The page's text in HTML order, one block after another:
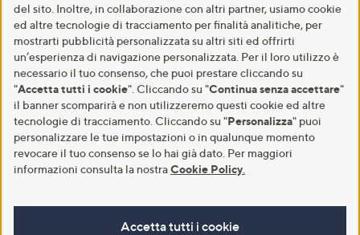
del sito. Inoltre, in collaborazione con altri partner, usiamo cookie
ed altre tecnologie di tracciamento per finalità analitiche, per
mostrarti pubblicità personalizzata su altri siti ed offrirti
un’esperienza di navigazione personalizzata. Per il loro utilizzo è
necessario il tuo consenso, che puoi prestare cliccando su
"Accetta tutti i cookie". Cliccando su "Continua senza accettare"
il banner scomparirà e non utilizzeremo questi cookie ed altre
tecnologie di tracciamento. Cliccando su "Personalizza" puoi
personalizzare le tue impostazioni o in qualunque momento
revocare il tuo consenso se lo hai già dato. Per maggiori
informazioni consulta la nostraCookie Policy
Accetta tutti i cookie